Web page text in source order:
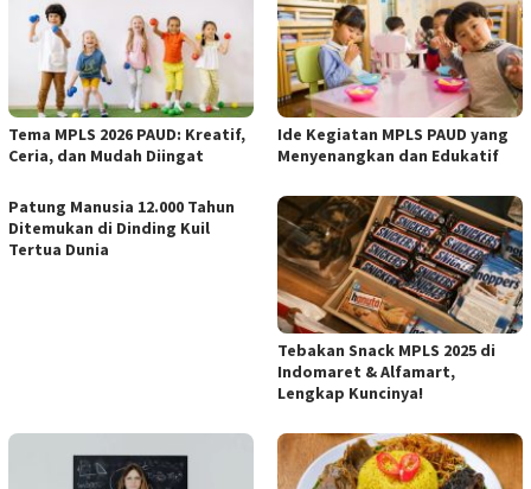
Tema MPLS 2026 PAUD: Kreatif,
Ceria, dan Mudah Diingat
Ide Kegiatan MPLS PAUD yang
Menyenangkan dan Edukatif
Patung Manusia 12.000 Tahun
Ditemukan di Dinding Kuil
Tertua Dunia
Tebakan Snack MPLS 2025 di
Indomaret & Alfamart,
Lengkap Kuncinya!